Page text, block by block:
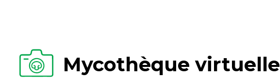
Mycothèque virtuelle